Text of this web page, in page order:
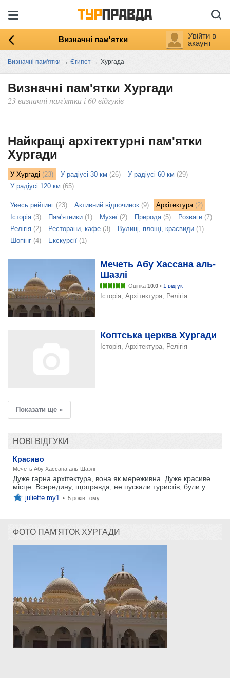
Визначні пам'ятки
Увійти в
акаунт
Визначні пам'ятки → Єгипет → Хургада
Визначні пам'ятки Хургади
23 визначні пам'ятки і 60 відгуків
Найкращі архітектурні пам'ятки
Хургади
У Хургаді (23) У радіусі 30 км (26) У радіусі 60 км (29)
У радіусі 120 км (65)
Увесь рейтинг (23) Активний відпочинок (9) Архітектура(2)
Історія (3) Пам'ятники (1) Музеї (2) Природа(5) Розваги (7)
Релігія (2) Ресторани, кафе (3) Вулиці, площі, краєвиди (1)
Шопінг (4) Екскурсії (1)
Мечеть Абу Хассана аль-
Шазлі
Оцінка 10.0 • 1 відгук
Історія, Архітектура, Релігія
Коптська церква Хургади
Історія, Архітектура, Релігія
Показати ще »
НОВІ ВІДГУКИ
Красиво
Мечеть Абу Хассана аль-Шазлі
Дуже гарна архітектура, вона як мереживна. Дуже красиве
місце. Всередину, щоправда, не пускали туристів, були у...
juliette.my1 • 5 років тому
ФОТО ПАМ'ЯТОК ХУРГАДИ